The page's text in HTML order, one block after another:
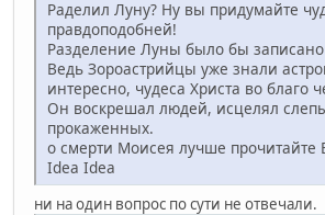
Раделил Луну? Ну вы придумайте
правдоподобней!
Разделение Луны было бы записано
Ведь Зороастрийцы уже знали
интересно, чудеса Христа во благо
Он воскрешал людей, исцелял
прокаженных.
о смерти Моисея лучше прочитайте
Idea Idea
ни на один вопрос по сути не отвечали.